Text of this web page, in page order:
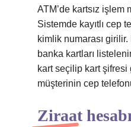
ATM’de kartsız işlem
Sistemde kayıtlı cep
kimlik numarası
banka kartları
kart seçilip kart
müşterinin cep
Ziraat